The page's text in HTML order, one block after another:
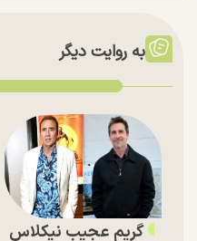
به روایت دیگر
گریم عجیب نیکلاس